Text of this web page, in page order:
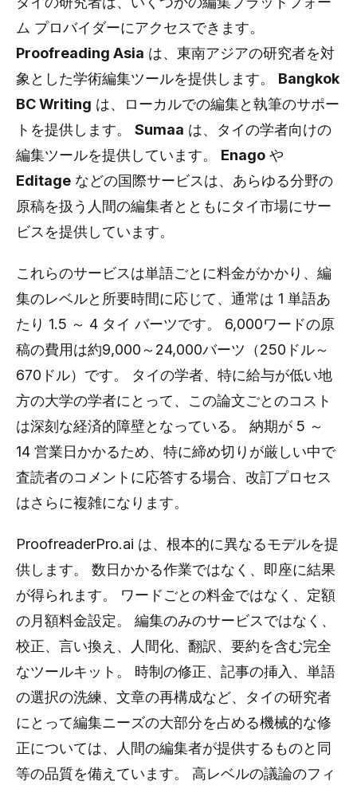
ム プロバイダーにアクセスできます。
Proofreading Asia は、東南アジアの研究者を対
象とした学術編集ツールを提供します。 Bangkok
BC Writing は、ローカルでの編集と執筆のサポー
トを提供します。 Sumaa は、タイの学者向けの
編集ツールを提供しています。 Enago や
Editage などの国際サービスは、あらゆる分野の
原稿を扱う人間の編集者とともにタイ市場にサー
ビスを提供しています。
これらのサービスは単語ごとに料金がかかり、編
集のレベルと所要時間に応じて、通常は 1 単語あ
たり 1.5 ～ 4 タイ バーツです。 6,000ワードの原
稿の費用は約9,000～24,000バーツ（250ドル～
670ドル）です。 タイの学者、特に給与が低い地
方の大学の学者にとって、この論文ごとのコスト
は深刻な経済的障壁となっている。 納期が 5 ～
14 営業日かかるため、特に締め切りが厳しい中で
査読者のコメントに応答する場合、改訂プロセス
はさらに複雑になります。
ProofreaderPro.ai は、根本的に異なるモデルを提
供します。 数日かかる作業ではなく、即座に結果
が得られます。 ワードごとの料金ではなく、定額
の月額料金設定。 編集のみのサービスではなく、
校正、言い換え、人間化、翻訳、要約を含む完全
なツールキット。 時制の修正、記事の挿入、単語
の選択の洗練、文章の再構成など、タイの研究者
にとって編集ニーズの大部分を占める機械的な修
正については、人間の編集者が提供するものと同
等の品質を備えています。 高レベルの議論のフィ